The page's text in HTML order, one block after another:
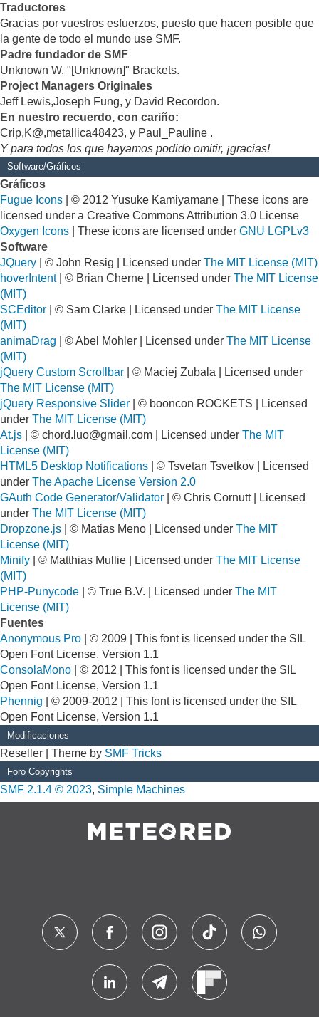
Traductores
Gracias por vuestros esfuerzos, puesto que hacen posible que
la gente de todo el mundo use SMF.
Padre fundador de SMF
Unknown W. "[Unknown]" Brackets.
Project Managers Originales
Jeff Lewis,Joseph Fung, y David Recordon.
En nuestro recuerdo, con cariño:
Crip,K@,metallica48423, y Paul_Pauline .
Y para todos los que hayamos podido omitir, ¡gracias!
Software/Gráficos
Gráficos
Fugue Icons | © 2012 Yusuke Kamiyamane | These icons are
licensed under a Creative Commons Attribution 3.0 License
Oxygen Icons | These icons are licensed under GNU LGPLv3
Software
JQuery | © John Resig | Licensed under The MIT License (MIT)
hoverIntent| © Brian Cherne | Licensed under The MIT License
(MIT)
SCEditor | © Sam Clarke | Licensed under The MIT License
(MIT)
animaDrag | © Abel Mohler | Licensed under The MIT License
(MIT)
jQuery Custom Scrollbar | © Maciej Zubala | Licensed under
The MIT License (MIT)
jQuery Responsive Slider | © booncon ROCKETS | Licensed
under The MIT License (MIT)
At.js | © chord.luo@gmail.com | Licensed under The MIT
License (MIT)
HTML5 Desktop Notifications | © Tsvetan Tsvetkov | Licensed
under The Apache License Version 2.0
GAuth Code Generator/Validator | © Chris Cornutt | Licensed
under The MIT License (MIT)
Dropzone.js | © Matias Meno | Licensed under The MIT
License (MIT)
Minify | © Matthias Mullie | Licensed under The MIT License
(MIT)
PHP-Punycode | © True B.V. | Licensed under The MIT
License (MIT)
Fuentes
Anonymous Pro | © 2009 | This font is licensed under the SIL
Open Font License, Version 1.1
ConsolaMono | © 2012 | This font is licensed under the SIL
Open Font License, Version 1.1
Phennig | © 2009-2012 | This font is licensed under the SIL
Open Font License, Version 1.1
Modificaciones
Reseller | Theme by SMF Tricks
Foro Copyrights
SMF 2.1.4 © 2023, Simple Machines